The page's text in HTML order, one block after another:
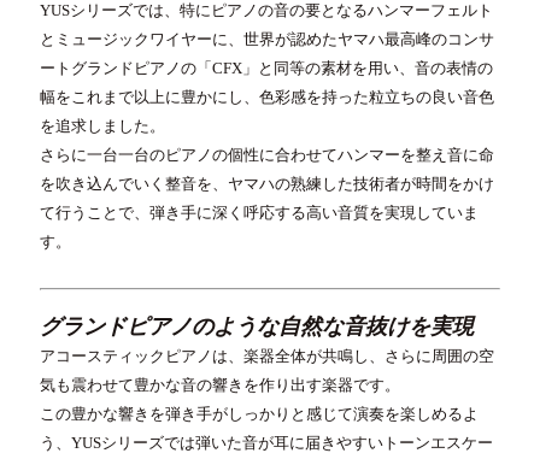
YUSシリーズでは、特にピアノの音の要となるハンマーフェルト
とミュージックワイヤーに、世界が認めたヤマハ最高峰のコンサ
ートグランドピアノの「CFX」と同等の素材を用い、音の表情の
幅をこれまで以上に豊かにし、色彩感を持った粒立ちの良い音色
を追求しました。
さらに一台一台のピアノの個性に合わせてハンマーを整え音に命
を吹き込んでいく整音を、ヤマハの熟練した技術者が時間をかけ
て行うことで、弾き手に深く呼応する高い音質を実現していま
す。
グランドピアノのような自然な音抜けを実現
アコースティックピアノは、楽器全体が共鳴し、さらに周囲の空
気も震わせて豊かな音の響きを作り出す楽器です。
この豊かな響きを弾き手がしっかりと感じて演奏を楽しめるよ
う、YUSシリーズでは弾いた音が耳に届きやすいトーンエスケー